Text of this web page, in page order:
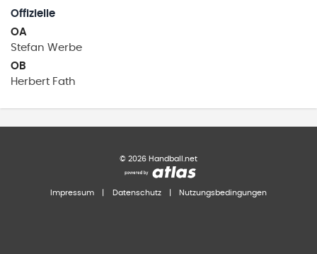
Offizielle
OA
Stefan Werbe
OB
Herbert Fath
© 2026 Handball.net
Impressum Datenschutz Nutzungsbedingungen